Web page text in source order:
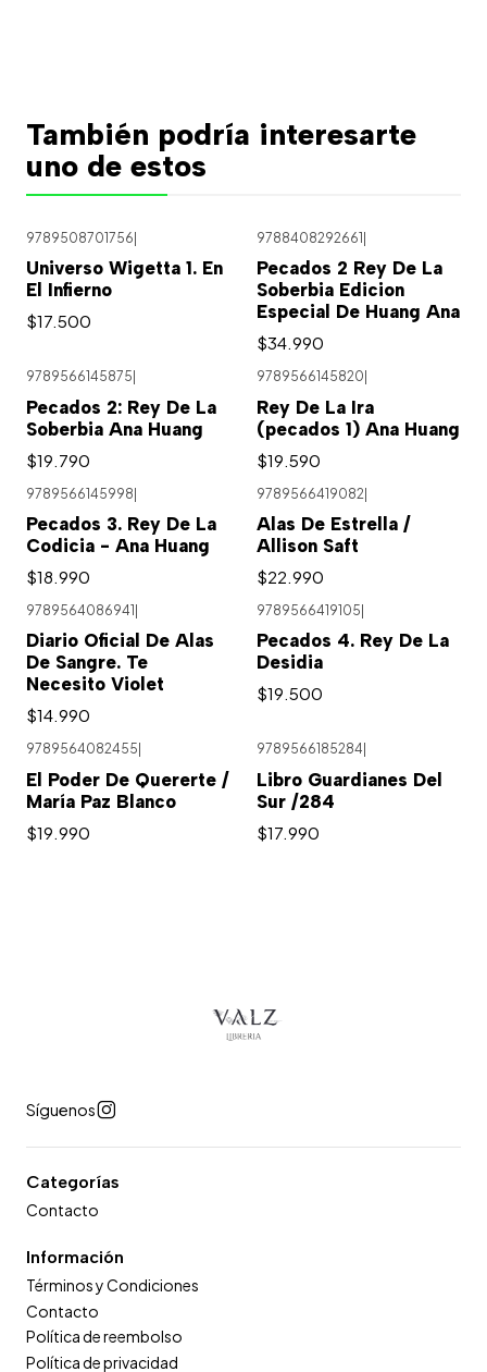
También podría interesarte
uno de estos
9789508701756
Universo Wigetta 1. En
El Infierno
$17.500
9788408292661
Pecados 2 Rey De La
Soberbia Edicion
Especial De Huang Ana
$34.990
9789566145875
Pecados 2: Rey De La
Soberbia Ana Huang
$19.790
9789566145820
Rey De La Ira
(pecados 1) Ana Huang
$19.590
9789566145998|
Pecados 3. Rey De La
Codicia - Ana Huang
$18.990
9789566419082|
Alas De Estrella /
Allison Saft
$22.990
9789564086941
Diario Oficial De Alas
De Sangre. Te
Necesito Violet
$14.990
9789566419105
Pecados 4. Rey De La
Desidia
$19.500
9789564082455
El Poder De Quererte /
María Paz Blanco
$19.990
9789566185284
Libro Guardianes Del
Sur /284
$17.990
Síguenos
Categorías
Contacto
Información
Términos y Condiciones
Contacto
Política de reembolso
Política de privacidad